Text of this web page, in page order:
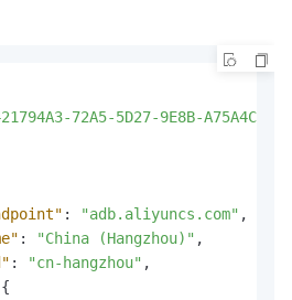
72A5-5D27-9E8B-
: "adb.aliyuncs.com" ,
: "China (Hangzhou)" ,
: "cn-hangzhou" ,
{